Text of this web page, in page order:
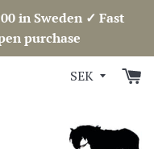
in Sweden ✓ Fast
purchase